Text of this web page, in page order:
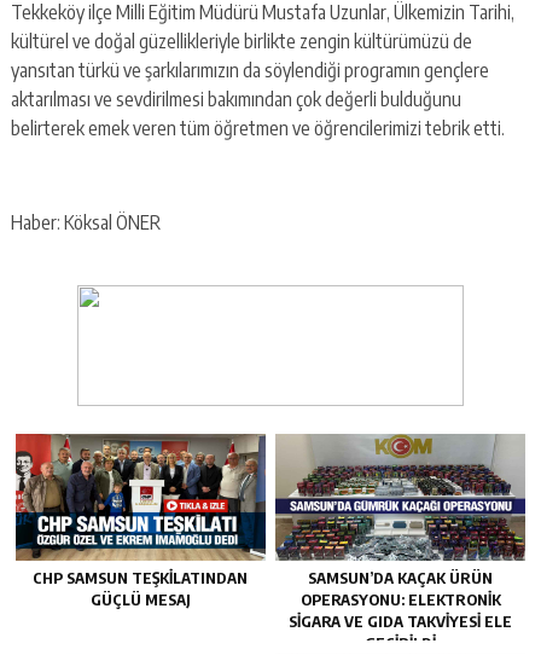
Tekkeköy ilçe Milli Eğitim Müdürü Mustafa Uzunlar, Ülkemizin Tarihi,
kültürel ve doğal güzellikleriyle birlikte zengin kültürümüzü de
yansıtan türkü ve şarkılarımızın da söylendiği programın gençlere
aktarılması ve sevdirilmesi bakımından çok değerli bulduğunu
belirterek emek veren tüm öğretmen ve öğrencilerimizi tebrik etti.
Haber: Köksal ÖNER
CHP SAMSUN TEŞKILATINDAN
GÜÇLÜ MESAJ
SAMSUN’DA KAÇAK ÜRÜN
OPERASYONU: ELEKTRONIK
SIGARA VE GIDA TAKVIYESI ELE
GEÇIRILDI